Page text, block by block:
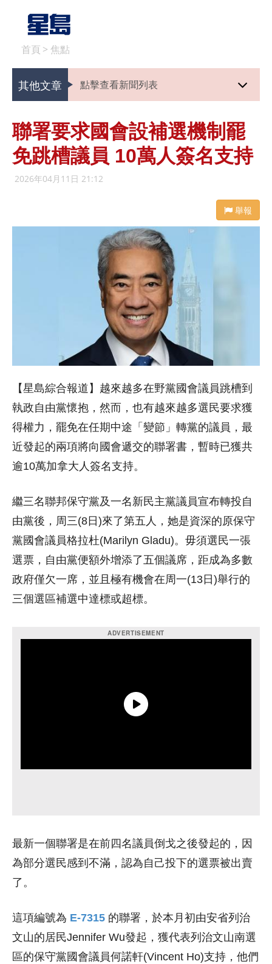
首頁 > 焦點
其他文章 點擊查看新聞列表
聯署要求國會設補選機制罷
免跳槽議員 10萬人簽名支持
2026年04月11日 21:12
舉報
【星島綜合報道】越來越多在野黨國會議員跳槽到
執政自由黨懷抱，然而，也有越來越多選民要求獲
得權力，罷免在任期中途「變節」轉黨的議員，最
近發起的兩項將向國會遞交的聯署書，暫時已獲共
逾10萬加拿大人簽名支持。
繼三名聯邦保守黨及一名新民主黨議員宣布轉投自
由黨後，周三(8日)來了第五人，她是資深的原保守
黨國會議員格拉杜(Marilyn Gladu)。毋須選民一張
選票，自由黨便額外增添了五個議席，距成為多數
政府僅欠一席，並且極有機會在周一(13日)舉行的
三個選區補選中達標或超標。
最新一個聯署是在前四名議員倒戈之後發起的，因
為部分選民感到不滿，認為自己投下的選票被出賣
了。
這項編號為 E-7315 的聯署，於本月初由安省列治
文山的居民Jennifer Wu發起，獲代表列治文山南選
區的保守黨國會議員何諾軒(Vincent Ho)支持，他們